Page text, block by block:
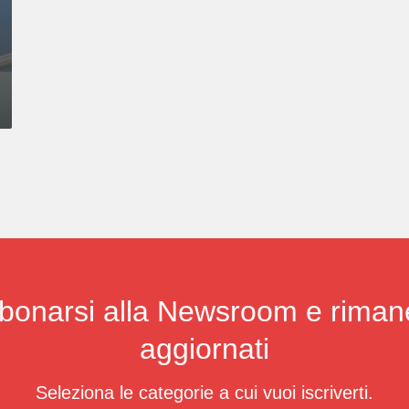
alla Newsroom e
aggiornati
Seleziona le categorie a cui vuoi iscriverti.